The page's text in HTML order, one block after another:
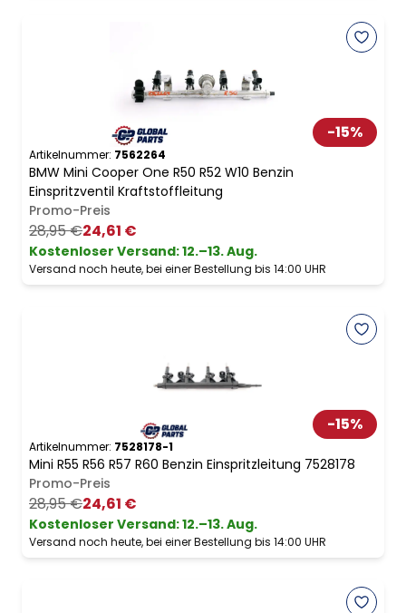
-15%
Artikelnummer: 7562264
BMW Mini Cooper One R50 R52 W10 Benzin
Einspritzventil Kraftstoffleitung
Promo-Preis
28,95 €24,61 €
Kostenloser Versand:12.–13. Aug.
Versand noch heute, bei einer Bestellung bis 14:00 UHR
-15%
Artikelnummer: 7528178-1
Mini R55 R56 R57 R60 Benzin Einspritzleitung 7528178
Promo-Preis
28,95 €24,61 €
Kostenloser Versand:12.–13. Aug.
Versand noch heute, bei einer Bestellung bis 14:00 UHR